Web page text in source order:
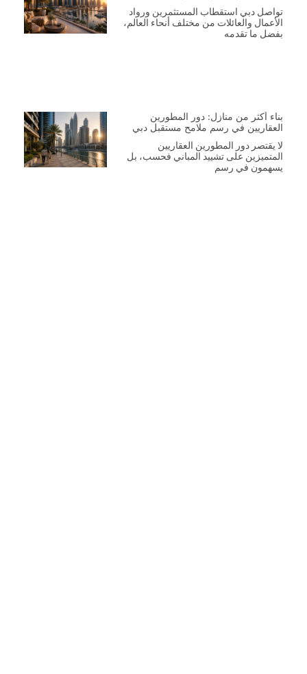
تواصل دبي استقطاب المستثمرين ورواد
الأعمال والعائلات من مختلف أنحاء العالم،
بفضل ما تقدمه
بناء أكثر من منازل: دور المطورين
العقاريين في رسم ملامح مستقبل دبي
لا يقتصر دور المطورين العقاريين
المتميزين على تشييد المباني فحسب، بل
يسهمون في رسم